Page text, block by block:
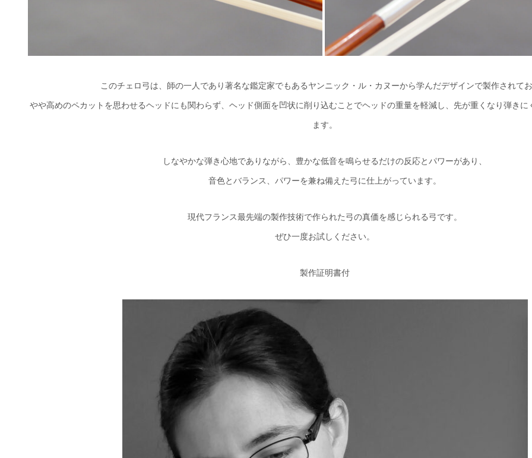
このチェロ弓は、師の一人であり著名な鑑定家でもあるヤンニック・ル・カヌーから学んだデザインで製作されて
やや高めのペカットを思わせるヘッドにも関わらず、ヘッド側面を凹状に削り込むことでヘッドの重量を軽減し、先が重くなり弾き
ます。
しなやかな弾き心地でありながら、豊かな低音を鳴らせるだけの反応とパワーがあり、
音色とバランス、パワーを兼ね備えた弓に仕上がっています。
現代フランス最先端の製作技術で作られた弓の真価を感じられる弓です。
ぜひ一度お試しください。
製作証明書付